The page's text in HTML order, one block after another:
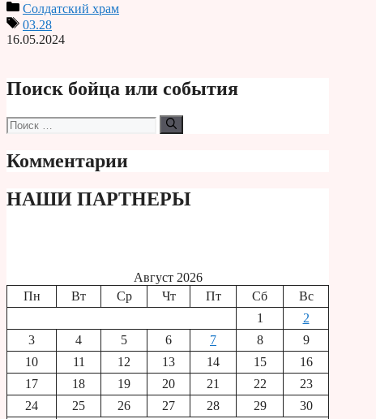
PrintСолдатский храм
03.28
16.05.2024
Поиск бойца или события
Поиск:
Комментарии
НАШИ ПАРТНЕРЫ
Август 2026
Пн
Вт Ср Чт Пт Сб
Вс
1
2
3
4 5 6 7 8
9
10
11 12 13 14 15
16
17
18 19 20 21 22
23
24
25 26 27 28 29
30